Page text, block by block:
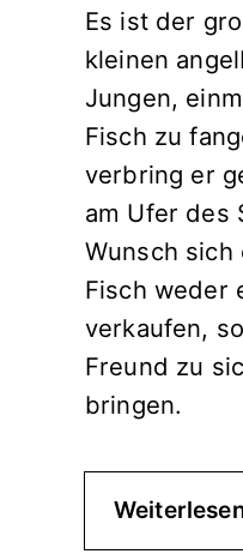
Es ist der
kleinen
Jungen,
Fisch zu
verbring er
am Ufer des
Wunsch
Fisch weder
verkaufen,
Freund zu
bringen.